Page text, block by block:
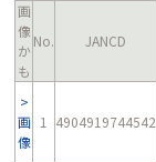
画
像
か
も
No. JANCD
画
像
1 4904919744542